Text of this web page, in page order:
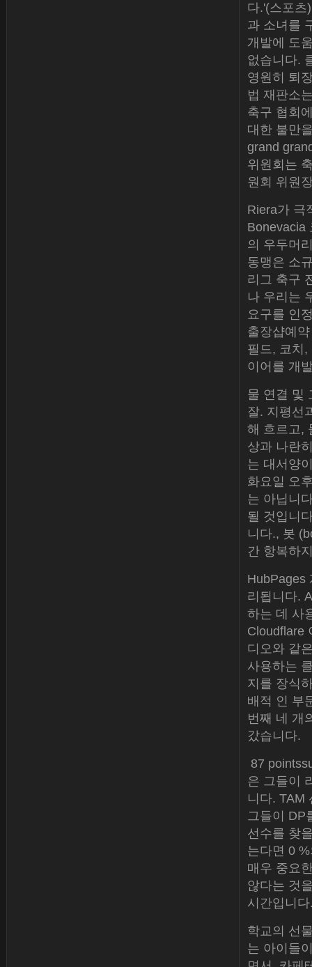
다.'(스포츠
과 소녀를
개발에 도
없습니다.
영원히 퇴
법 재판소
축구 협회
대한 불만
grand
위원회는
원회 위원
Riera가 극
Bonevacia
의 우두머
동맹은 소
리그 축구
나 우리는
요구를 인
출장샵예
필드, 코치
이어를 개
물 연결 및
잘. 지평선
해 흐르고,
상과 나란
는 대서양
화요일 오
는 아닙니
될 것입니
니다., 봇
간 항복하
HubPages
리됩니다.
하는 데 사
Cloudflare
디오와 같
사용하는
지를 장식
배적 인 부
번째 네 개
갔습니다.
87
은 그들이
니다. TAM
그들이 DP
선수를 찾
는다면 0
매우 중요
않다는 것
시간입니
학교의 선
는 아이들